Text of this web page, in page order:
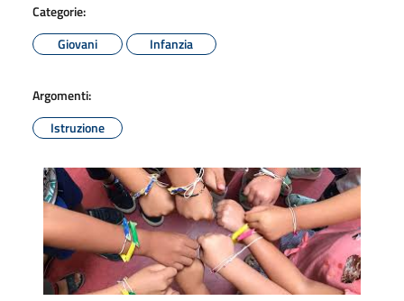
Categorie:
Giovani
Infanzia
Argomenti:
Istruzione